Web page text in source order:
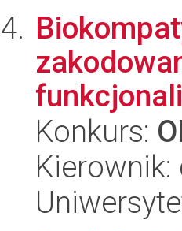
Konkurs:
Kierownik: